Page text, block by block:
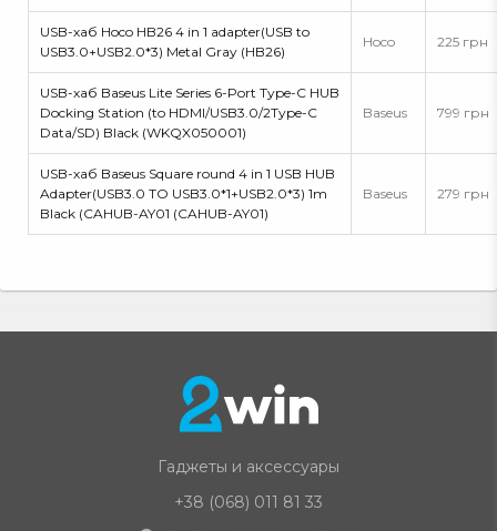
USB-хаб Hoco HB26 4 in 1 adapter(USB to
USB3.0+USB2.0*3) Metal Gray (HB26)
Hoco 225 грн
USB-хаб Baseus Lite Series 6-Port Type-C HUB
Docking Station (to HDMI/USB3.0/2Type-C
Data/SD) Black (WKQX050001)
Baseus 799 грн
USB-хаб Baseus Square round 4 in 1 USB HUB
Adapter(USB3.0 TO USB3.0*1+USB2.0*3) 1m
Black (CAHUB-AY01 (CAHUB-AY01)
Baseus 279 грн
Гаджеты и аксессуары
+38 (068) 011 81 33